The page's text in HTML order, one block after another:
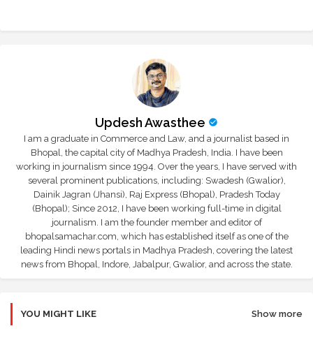
Updesh Awasthee
I am a graduate in Commerce and Law, and a journalist based in
Bhopal, the capital city of Madhya Pradesh, India. I have been
working in journalism since 1994. Over the years, I have served with
several prominent publications, including: Swadesh (Gwalior),
Dainik Jagran (Jhansi), Raj Express (Bhopal), Pradesh Today
(Bhopal); Since 2012, I have been working full-time in digital
journalism. I am the founder member and editor of
bhopalsamachar.com, which has established itself as one of the
leading Hindi news portals in Madhya Pradesh, covering the latest
news from Bhopal, Indore, Jabalpur, Gwalior, and across the state.
YOU MIGHT LIKE Show more